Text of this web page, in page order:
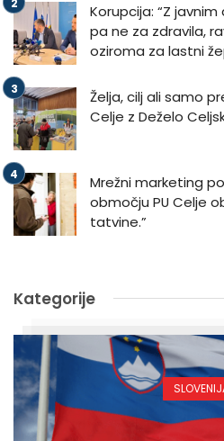
Korupcija: “Z
pa ne za zdravila,
oziroma za lastni
Želja, cilj ali samo
Celje z Deželo
Mrežni marketing
območju PU Celje
tatvine.”
Kategorije